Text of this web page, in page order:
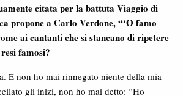
citata per la battuta Viaggio di
propone a Carlo Verdone, “‘O famo
ai cantanti che si stancano di ripetere
famosi?
E non ho mai rinnegato niente della mia
gli inizi, non ho mai detto: “Ho